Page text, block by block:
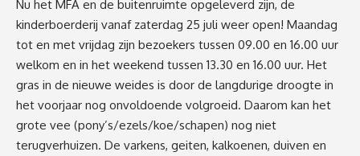
Nu het MFA en de buitenruimte opgeleverd zijn, de
kinderboerderij vanaf zaterdag 25 juli weer open! Maandag
tot en met vrijdag zijn bezoekers tussen 09.00 en 16.00 uur
welkom en in het weekend tussen 13.30 en 16.00 uur. Het
gras in de nieuwe weides is door de langdurige droogte in
het voorjaar nog onvoldoende volgroeid. Daarom kan het
grote vee (pony’s/ezels/koe/schapen) nog niet
terugverhuizen. De varkens, geiten, kalkoenen, duiven en